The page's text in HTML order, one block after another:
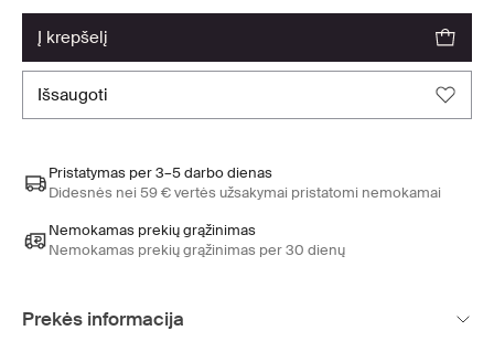
į krepšelį
išsaugoti
Pristatymas per 3–5 darbo dienas
Didesnės nei 59 € vertės užsakymai pristatomi nemokamai
Nemokamas prekių grąžinimas
Nemokamas prekių grąžinimas per 30 dienų
Prekės informacija